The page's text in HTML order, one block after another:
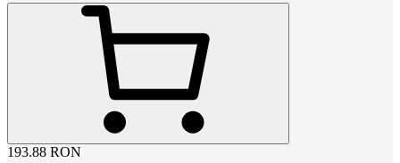
193.88 RON